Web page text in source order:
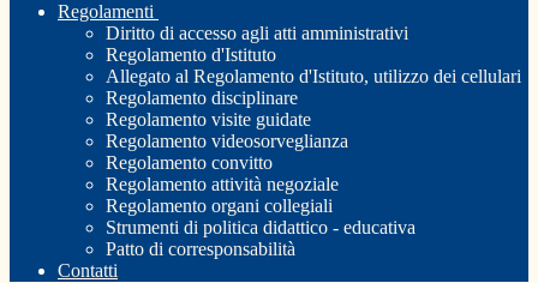
Regolamenti
Diritto di accesso agli atti amministrativi
Regolamento d'Istituto
Allegato al Regolamento d'Istituto, utilizzo dei cellulari
Regolamento disciplinare
Regolamento visite guidate
Regolamento videosorveglianza
Regolamento convitto
Regolamento attività negoziale
Regolamento organi collegiali
Strumenti di politica didattico - educativa
Patto di corresponsabilità
Contatti